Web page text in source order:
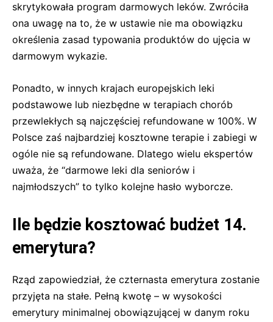
skrytykowała program darmowych leków. Zwróciła
ona uwagę na to, że w ustawie nie ma obowiązku
określenia zasad typowania produktów do ujęcia w
darmowym wykazie.
Ponadto, w innych krajach europejskich leki
podstawowe lub niezbędne w terapiach chorób
przewlekłych są najczęściej refundowane w 100%. W
Polsce zaś najbardziej kosztowne terapie i zabiegi w
ogóle nie są refundowane. Dlatego wielu ekspertów
uważa, że “darmowe leki dla seniorów i
najmłodszych” to tylko kolejne hasło wyborcze.
Ile będzie kosztować budżet 14.
emerytura?
Rząd zapowiedział, że czternasta emerytura zostanie
przyjęta na stałe. Pełną kwotę – w wysokości
emerytury minimalnej obowiązującej w danym roku